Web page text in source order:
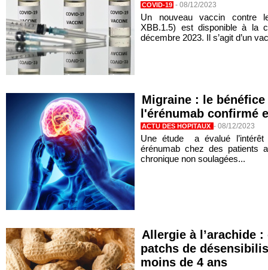
COVID-19 -08/12/2023
Un nouveau vaccin contre
XBB.1.5) est disponible à la
décembre 2023. Il s’agit d’un
Migraine : le
l'érénumab confirmé
ACTU DES HOPITAUX -08/12/2023
Une étude a évalué
érénumab chez des patients
chronique non soulagées...
Allergie à l’arachide
patchs de
moins de 4 ans